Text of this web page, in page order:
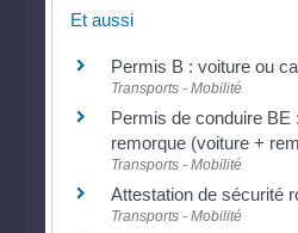
Et aussi
Permis B : voiture ou
Transports - Mobilité
Permis de conduire BE
remorque (voiture +
Transports - Mobilité
Attestation de sécurité
Transports - Mobilité